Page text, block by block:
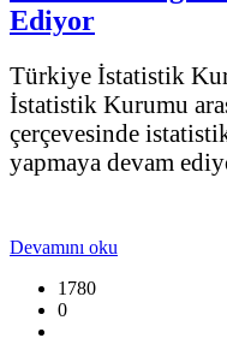
Ediyor
Türkiye İstatistik
İstatistik Kurumu
çerçevesinde
yapmaya devam
Devamını oku
1780
0